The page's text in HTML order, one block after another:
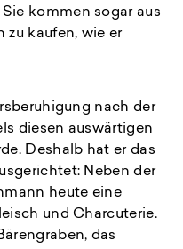
kommen sogar aus
zu kaufen, wie er
nach der
diesen auswärtigen
Deshalb hat er das
Neben der
heute eine
und Charcuterie.
das